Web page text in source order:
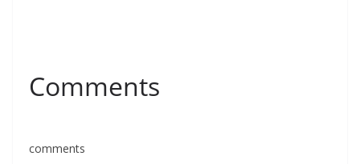
Comments
comments